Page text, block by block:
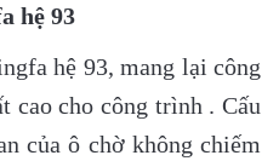
hệ 93
hệ 93, mang lại công
cao cho công trình . Cấu
của ô chờ không chiếm